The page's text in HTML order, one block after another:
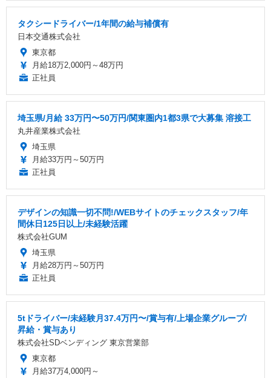
タクシードライバー/1年間の給与補償有
日本交通株式会社
東京都
月給18万2,000円～48万円
正社員
埼玉県/月給 33万円〜50万円/関東圏内1都3県で大募集 溶接工
丸井産業株式会社
埼玉県
月給33万円～50万円
正社員
デザインの知識一切不問!/WEBサイトのチェックスタッフ/年
間休日125日以上/未経験活躍
株式会社GUM
埼玉県
月給28万円～50万円
正社員
5tドライバー/未経験月37.4万円〜/賞与有/上場企業グループ/
昇給・賞与あり
株式会社SDベンディング 東京営業部
東京都
月給37万4,000円～